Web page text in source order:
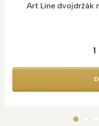
Art Line dvojdržák